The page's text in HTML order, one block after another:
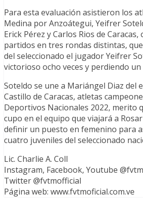
Para esta evaluación asistieron los
Medina por Anzoátegui, Yeifrer
Erick Pérez y Carlos Rios de
partidos en tres rondas distintas,
del seleccionado el jugador Yeifrer
victorioso ocho veces y perdiendo
Soteldo se une a Mariángel Diaz del
Castillo de Caracas, atletas
Deportivos Nacionales 2022, merito
cupo en el equipo que viajará a
definir un puesto en femenino para
cuatro juveniles del seleccionado
Lic. Charlie A. Coll
Instagram, Facebook, Youtube
Twitter @fvtmofficial
Página web: www.fvtmoficial.com.ve